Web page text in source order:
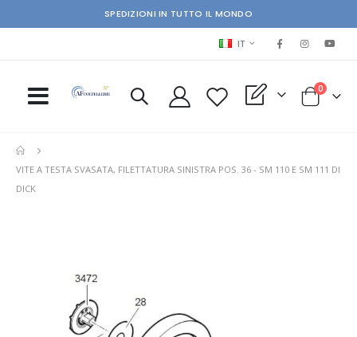
SPEDIZIONI IN TUTTO IL MONDO
LINGUA
IT
My Quote Cart
0elementi
VITE A TESTA SVASATA, FILETTATURA SINISTRA POS. 36 - SM 110 E SM 111 DI
DICK